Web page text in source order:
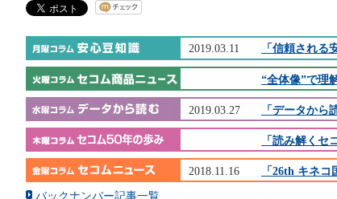
2019.03.11 「信頼される
“全体像”で理
2019.03.27 「データから
「読み解くセ
2018.11.16
「26th キネ
バックナンバー記事一覧